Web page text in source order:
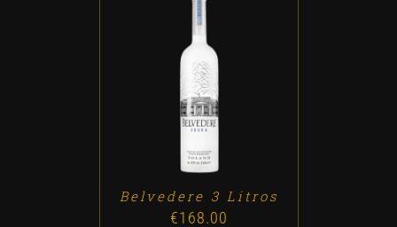
/
Belvedere 3 Litros
€168.00